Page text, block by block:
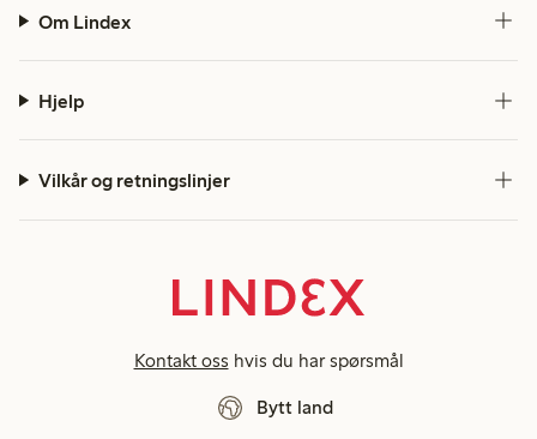
Om Lindex
Hjelp
Vilkår og retningslinjer
Kontakt oss hvis du har spørsmål
Bytt land